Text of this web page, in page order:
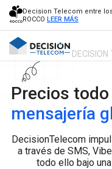
Decision Telecom entre
ROCCO LEER MÁS
DECISION
Precios
mensajería
DecisionTelecom
a través de SMS,
todo ello bajo